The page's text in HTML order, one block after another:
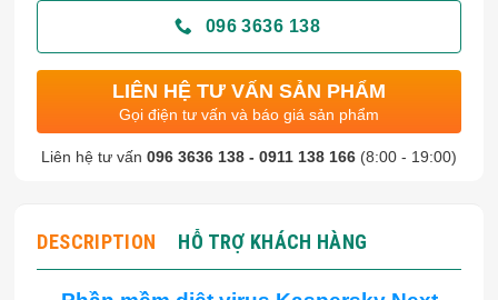
096 3636 138
Liên hệ tư vấn 096 3636 138 - 0911 138 166 (8:00 - 19:00)
LIÊN HỆ TƯ VẤN SẢN PHẨM
Gọi điện tư vấn và báo giá sản phẩm
DESCRIPTION HỖ TRỢ KHÁCH HÀNG